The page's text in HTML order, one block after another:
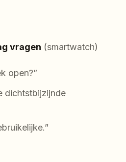
vragen (smartwatch)
open?”
dichtstbijzijnde